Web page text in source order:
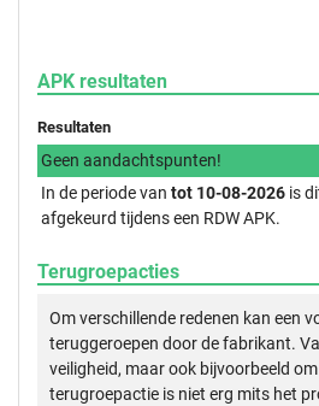
APK resultaten
Resultaten
Geen aandachtspunten!
In de periode van tot 10-08-2026 is
afgekeurd tijdens een RDW APK.
Terugroepacties
Om verschillende redenen kan een
teruggeroepen door de fabrikant.
veiligheid, maar ook bijvoorbeeld
terugroepactie is niet erg mits het